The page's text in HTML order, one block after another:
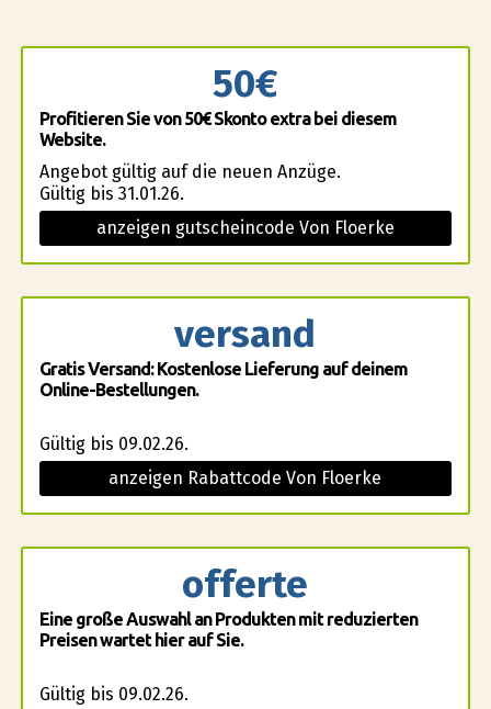
50€
Profitieren Sie von 50€ Skonto extra bei diesem
Website.
Angebot gültig auf die neuen Anzüge.
Gültig bis 31.01.26.
anzeigen gutscheincode Von Floerke
versand
Gratis Versand: Kostenlose Lieferung auf deinem
Online-Bestellungen.
Gültig bis 09.02.26.
anzeigen Rabattcode Von Floerke
offerte
Eine große Auswahl an Produkten mit reduzierten
Preisen wartet hier auf Sie.
Gültig bis 09.02.26.